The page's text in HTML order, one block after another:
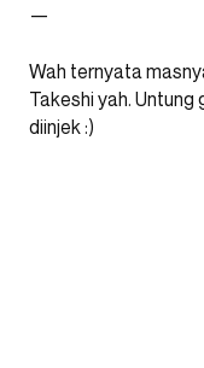
—
Wah ternyata
Takeshi yah.
diinjek :)